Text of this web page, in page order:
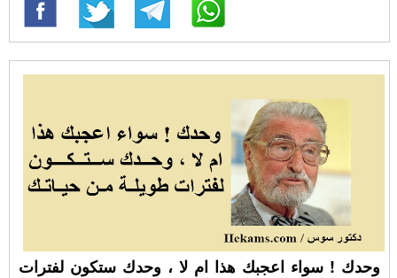
وحدك ! سواء اعجبك هذا ام لا ، وحدك ستكون لفترات